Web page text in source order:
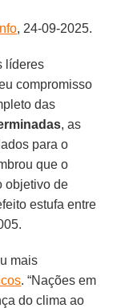
, 24-09-2025.
líderes
compromisso
das
, as
para o
que o
objetivo de
estufa entre
mais
. “Nações em
do clima ao